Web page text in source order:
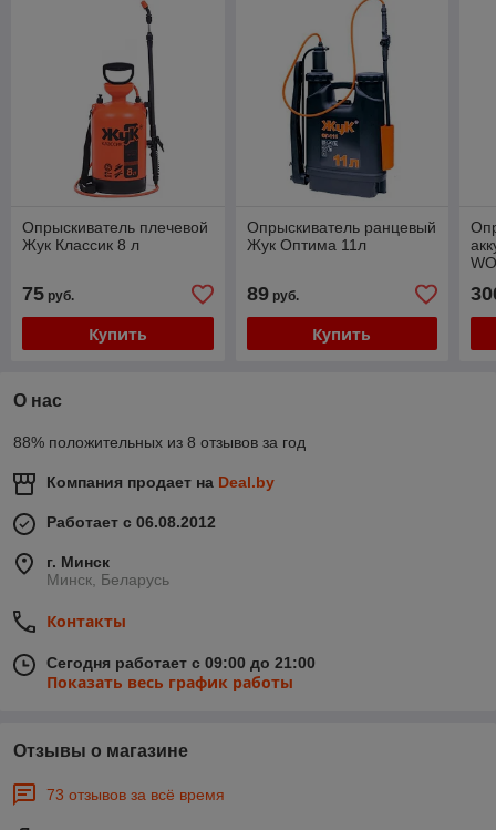
Опрыскиватель плечевой
Жук Классик 8 л
75 руб.
Купить
Опрыскиватель ранцевый
Жук Оптима 11л
89руб.
Купить
О нас
88% положительных из 8 отзывов за год
Компания продает на Deal.by
Работает с 06.08.2012
г. Минск
Минск, Беларусь
Контакты
Сегодня работает с 09:00 до 21:00
Показать весь график работы
Отзывы о магазине
73 отзывов за всё время